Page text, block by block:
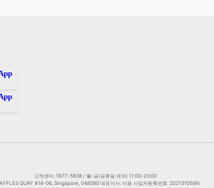
고객센터: 1877-5838 / 월-금(공휴일 제외) 11:00-20:00
QUAY #14-06, Singapore, 048580 대표이사: 이용 사업자등록번호: 202131058N